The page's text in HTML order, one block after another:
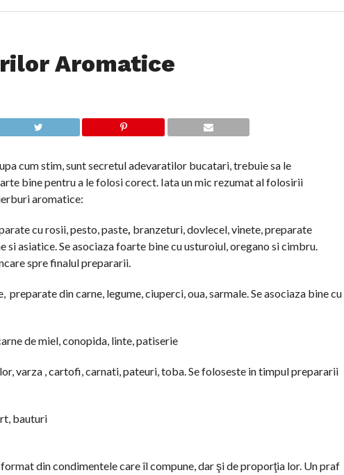
Aromatice
cum stim, sunt secretul adevaratilor bucatari, trebuie sa le
bine pentru a le folosi corect. Iata un mic rezumat al folosirii
aromatice:
cu rosii, pesto, paste, branzeturi, dovlecel, vinete, preparate
si asiatice. Se asociaza foarte bine cu usturoiul, oregano si cimbru.
spre finalul prepararii.
preparate din carne, legume, ciuperci, oua, sarmale. Se asociaza bine cu
de miel, conopida, linte, patiserie
varza , cartofi, carnati, pateuri, toba. Se foloseste in timpul prepararii
bauturi
din condimentele care îl compune, dar şi de proporţia lor. Un praf